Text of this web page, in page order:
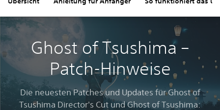
Ghost of Tsushima –
Patch-Hinweise
Die neuesten Patches und Updates für Ghost of
Tsushima Director's Cut und Ghost of Tsushima: